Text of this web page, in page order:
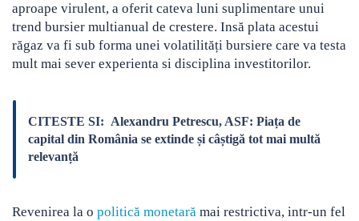
aproape virulent, a oferit cateva luni suplimentare unui
trend bursier multianual de crestere. Insă plata acestui
răgaz va fi sub forma unei volatilități bursiere care va testa
mult mai sever experienta si disciplina investitorilor.
CITESTE SI: Alexandru Petrescu, ASF: Piața de
capital din România se extinde și câștigă tot mai multă
relevanță
Revenirea la o politică monetară mai restrictiva, intr-un fel